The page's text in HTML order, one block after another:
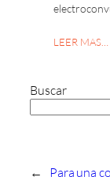
LEER MAS…
Buscar
←
Para una